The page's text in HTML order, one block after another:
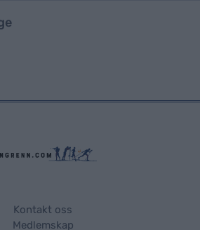
Kontakt oss
Medlemskap